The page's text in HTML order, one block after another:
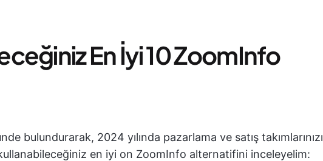
En İyi 10 ZoomInfo
bulundurarak, 2024 yılında pazarlama ve satış takımlarınızı
en iyi on ZoomInfo alternatifini inceleyelim: